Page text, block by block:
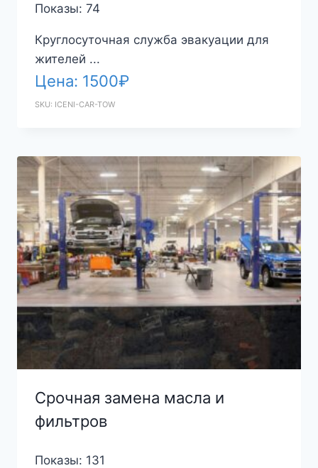
Показы: 74
Круглосуточная служба эвакуации для
жителей ...
Цена: 1500₽
SKU: ICENI-CAR-TOW
Срочная замена масла и
фильтров
Показы: 131